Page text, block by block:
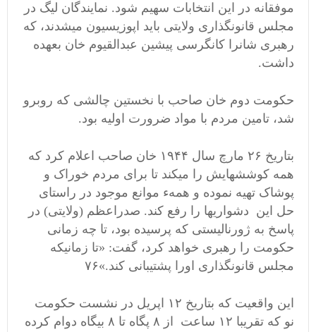
موفقانه در این انتخابات سهیم شود. نمایندگان لیگ در
مجلس قانونگذاری ولایتی باید اپوزیسیون میشدند، که
رهبری شانرا کانگرسی پیشین عبدالقیوم خان بعهده
داشت.
حکومت دوم خان صاحب با نخستین چالشی که روبرو
شد، تامین مردم با مواد ضرورت اولیه بود.
بتاریخ ۲۶ مارچ سال ۱۹۴۴ خان صاحب اعلام کرد که
همه کوششهایش را میکند تا برای مردم خوراک و
پوشاک تهیه نموده و همهء موانع موجود در راستای
حل این دشواریها را رفع کند. صدراعظم (ولایتی) در
پاسخ به ژورنالیستی که پرسیده بود، تا چه زمانی
حکومت را رهبری خواهد کرد، گفت: «تا زمانیکه
مجلس قانونگذاری اورا پشتیبانی کند.»۷۶
این واقعیت که بتاریخ ۱۲ اپریل در نشست حکومت
نو که تقریبا ۱۲ ساعت از ۸ پگاه تا ۸ بیگاه دوام کرده